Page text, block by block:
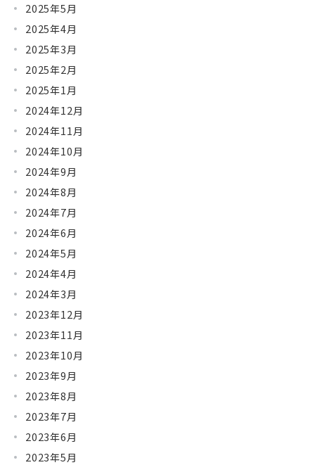
2025年5月
2025年4月
2025年3月
2025年2月
2025年1月
2024年12月
2024年11月
2024年10月
2024年9月
2024年8月
2024年7月
2024年6月
2024年5月
2024年4月
2024年3月
2023年12月
2023年11月
2023年10月
2023年9月
2023年8月
2023年7月
2023年6月
2023年5月